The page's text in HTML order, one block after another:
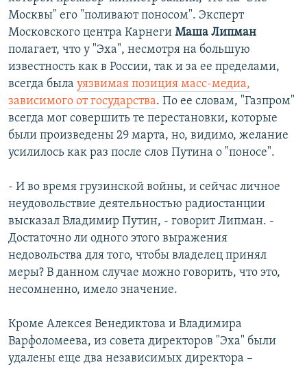
Москвы" его "поливают поносом". Эксперт
Московского центра Карнеги Маша Липман
полагает, что у "Эха", несмотря на большую
известность как в России, так и за ее пределами,
всегда была уязвимая позиция масс-медиа,
зависимого от государства. По ее словам, "Газпром"
всегда мог совершить те перестановки, которые
были произведены 29 марта, но, видимо, желание
усилилось как раз после слов Путина о "поносе".
- И во время грузинской войны, и сейчас личное
неудовольствие деятельностью радиостанции
высказал Владимир Путин, - говорит Липман. -
Достаточно ли одного этого выражения
недовольства для того, чтобы владелец принял
меры? В данном случае можно говорить, что это,
несомненно, имело значение.
Кроме Алексея Венедиктова и Владимира
Варфоломеева, из совета директоров "Эха" были
удалены еще два независимых директора –